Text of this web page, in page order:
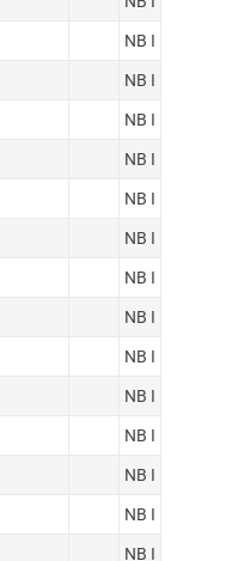
NB I
NB I
NB I
NB I
NB I
NB I
NB I
NB I
NB I
NB I
NB I
NB I
NB I
NB I